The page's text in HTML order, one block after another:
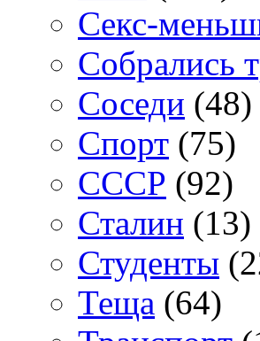
Секс-
Собрались
Соседи (48)
Спорт (75)
СССР (92)
Сталин (13)
Студенты
Теща (64)